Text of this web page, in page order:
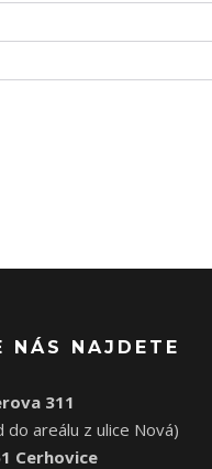
NÁS NAJDETE
311
do areálu z ulice Nová)
Cerhovice